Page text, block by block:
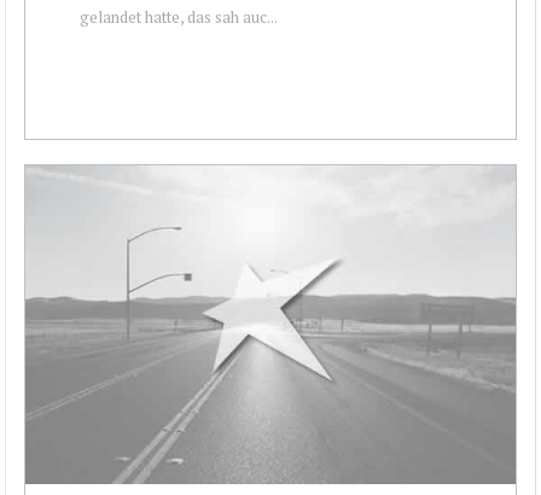
gelandet hatte, das sah auc...